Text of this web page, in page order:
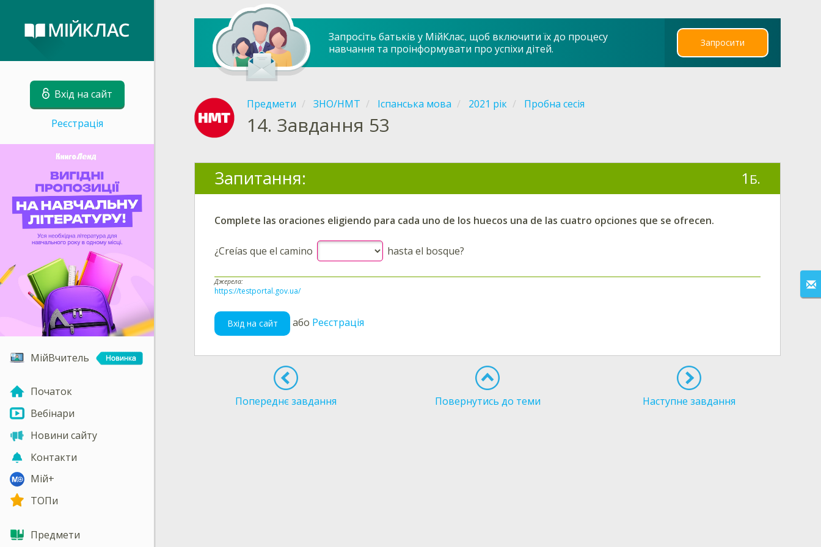
Вхід на сайт
Реєстрація
МійВчитель
Початок
Вебінари
Новини сайту
Контакти
Мій+
ТОПи
Предмети
Запросіть батьків у МійКлас, щоб включити їх до процесу
навчання та проінформувати про успіхи дітей.
Запросити
Предмети ЗНО/НМТ Іспанська мова 2021 рік Пробна сесія
14. Завдання 53
Запитання: 1 Б.
Complete las oraciones eligiendo para cada uno de los huecos una de las cuatro opciones que se ofrecen.
¿Creías que el camino hasta el bosque?
Джерела:
https://testportal.gov.ua/
Вхід на сайт або Реєстрація
Попереднє завдання Повернутись до теми Наступне завдання